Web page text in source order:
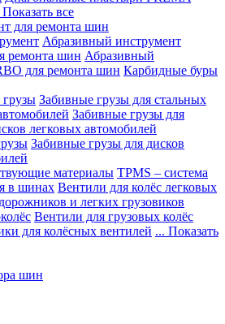
Показать все
для ремонта шин
Абразивный инструмент
ремонта шин Абразивный
для ремонта шин Карбидные буры
Забивные грузы для стальных
Забивные грузы для
легковых автомобилей
Забивные грузы для дисков
материалы TPMS – система
в шинах Вентили для колёс легковых
и легких грузовиков
Вентили для грузовых колёс
для колёсных вентилей ... Показать
шин